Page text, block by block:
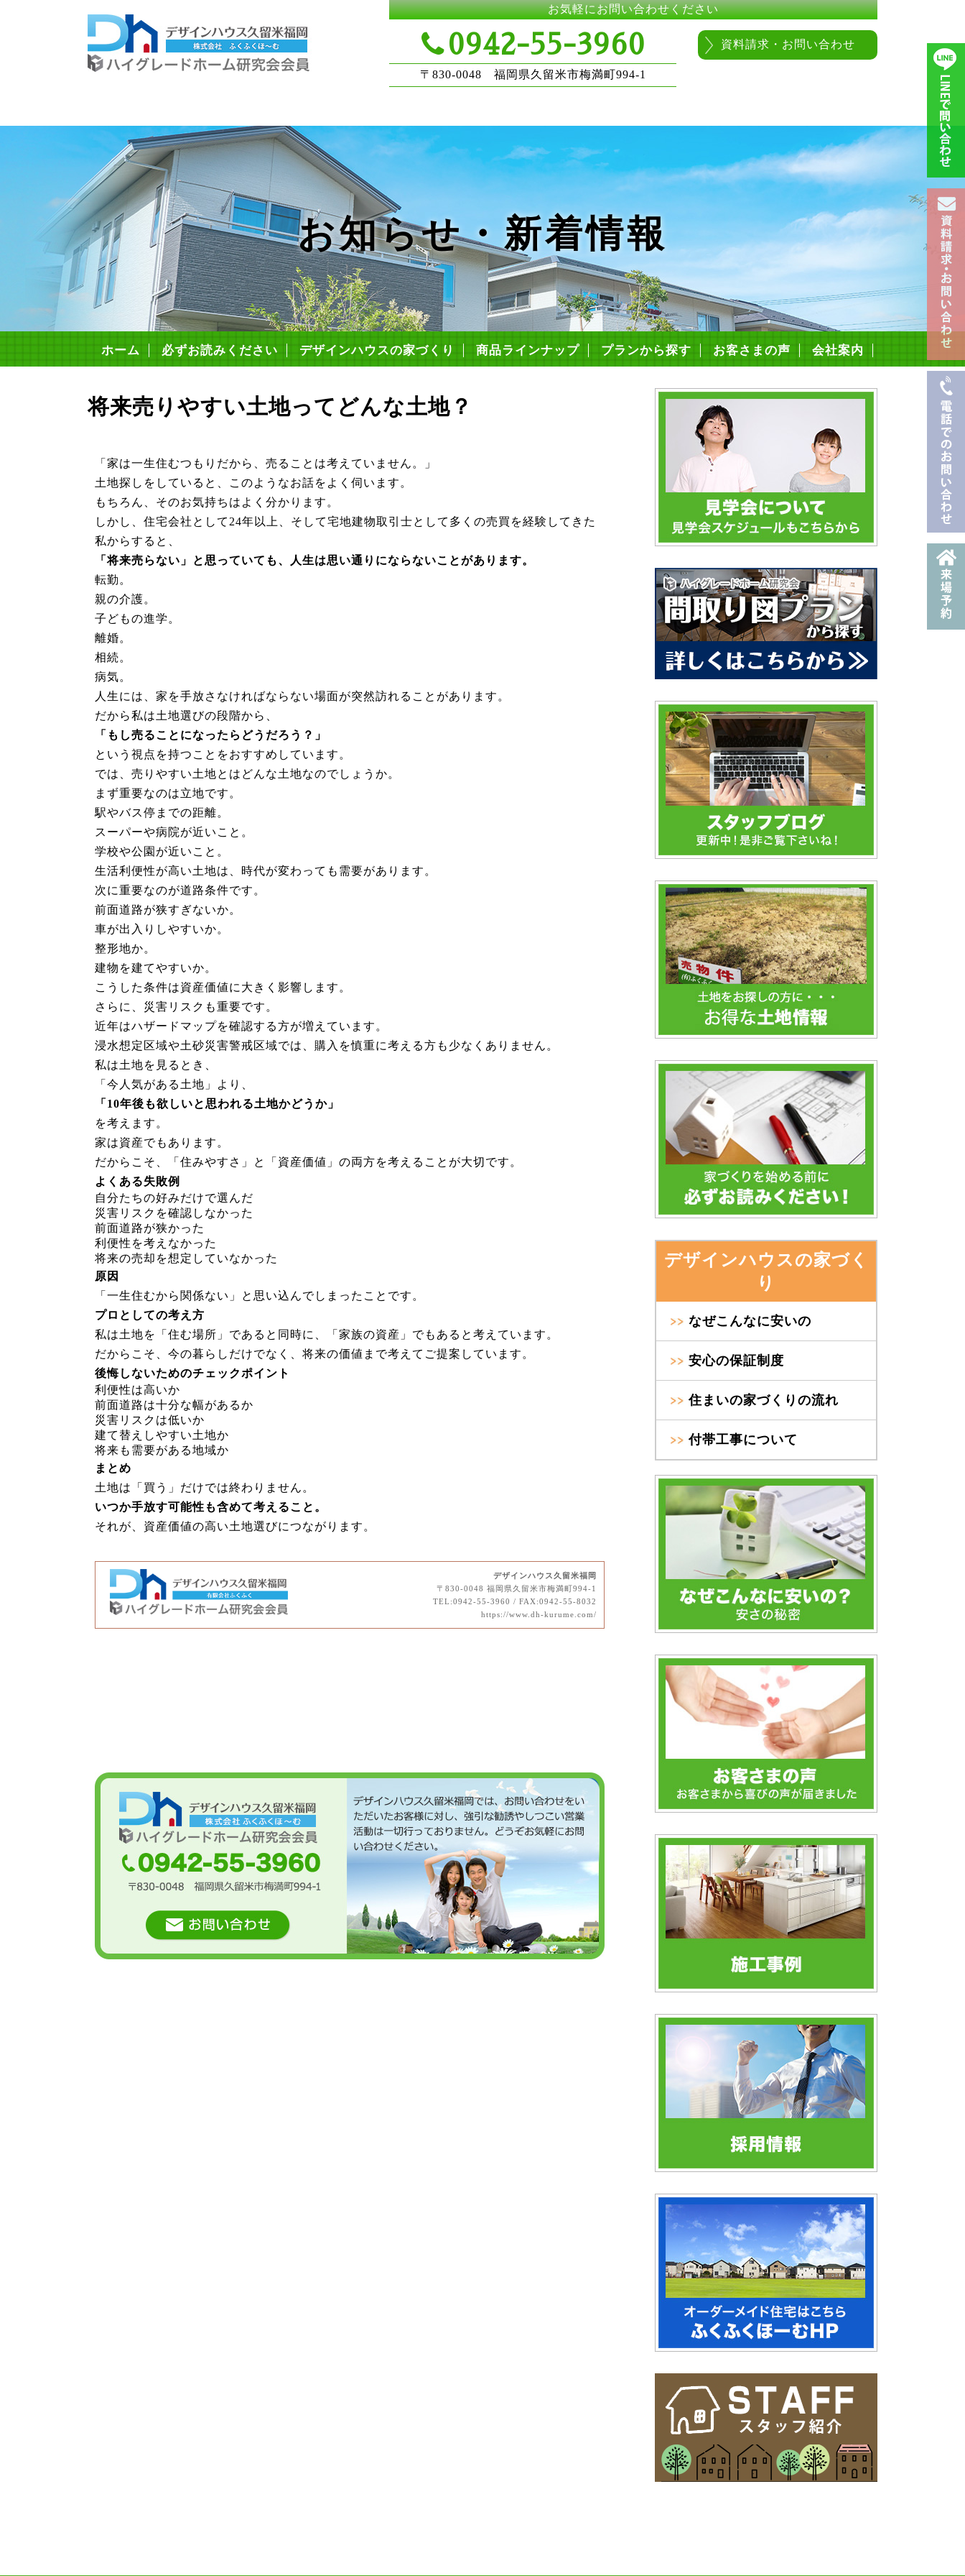
お気軽にお問い合わせください
0942-55-3960
〒830-0048 福岡県久留米市梅満町994-1
資料請求・お問い合わせ
お知らせ・新着情報
ホーム 必ずお読みください デザインハウスの家づくり 商品ラインナップ プランから探す お客さまの声 会社案内
将来売りやすい土地ってどんな土地？
「家は一生住むつもりだから、売ることは考えていません。」
土地探しをしていると、このようなお話をよく伺います。
もちろん、そのお気持ちはよく分かります。
しかし、住宅会社として24年以上、そして宅地建物取引士として多くの売買を経験してきた
私からすると、
「将来売らない」と思っていても、人生は思い通りにならないことがあります。
転勤。
親の介護。
子どもの進学。
離婚。
相続。
病気。
人生には、家を手放さなければならない場面が突然訪れることがあります。
だから私は土地選びの段階から、
「もし売ることになったらどうだろう？」
という視点を持つことをおすすめしています。
では、売りやすい土地とはどんな土地なのでしょうか。
まず重要なのは立地です。
駅やバス停までの距離。
スーパーや病院が近いこと。
学校や公園が近いこと。
生活利便性が高い土地は、時代が変わっても需要があります。
次に重要なのが道路条件です。
前面道路が狭すぎないか。
車が出入りしやすいか。
整形地か。
建物を建てやすいか。
こうした条件は資産価値に大きく影響します。
さらに、災害リスクも重要です。
近年はハザードマップを確認する方が増えています。
浸水想定区域や土砂災害警戒区域では、購入を慎重に考える方も少なくありません。
私は土地を見るとき、
「今人気がある土地」より、
「10年後も欲しいと思われる土地かどうか」
を考えます。
家は資産でもあります。
だからこそ、「住みやすさ」と「資産価値」の両方を考えることが大切です。
よくある失敗例
自分たちの好みだけで選んだ
災害リスクを確認しなかった
前面道路が狭かった
利便性を考えなかった
将来の売却を想定していなかった
原因
「一生住むから関係ない」と思い込んでしまったことです。
プロとしての考え方
私は土地を「住む場所」であると同時に、「家族の資産」でもあると考えています。
だからこそ、今の暮らしだけでなく、将来の価値まで考えてご提案しています。
後悔しないためのチェックポイント
利便性は高いか
前面道路は十分な幅があるか
災害リスクは低いか
建て替えしやすい土地か
将来も需要がある地域か
まとめ
土地は「買う」だけでは終わりません。
いつか手放す可能性も含めて考えること。
それが、資産価値の高い土地選びにつながります。
デザインハウス久留米福岡
〒830-0048 福岡県久留米市梅満町994-1
TEL:0942-55-3960 / FAX:0942-55-8032
https://www.dh-kurume.com/
デザインハウスの家づく
り
なぜこんなに安いの
安心の保証制度
住まいの家づくりの流れ
付帯工事について